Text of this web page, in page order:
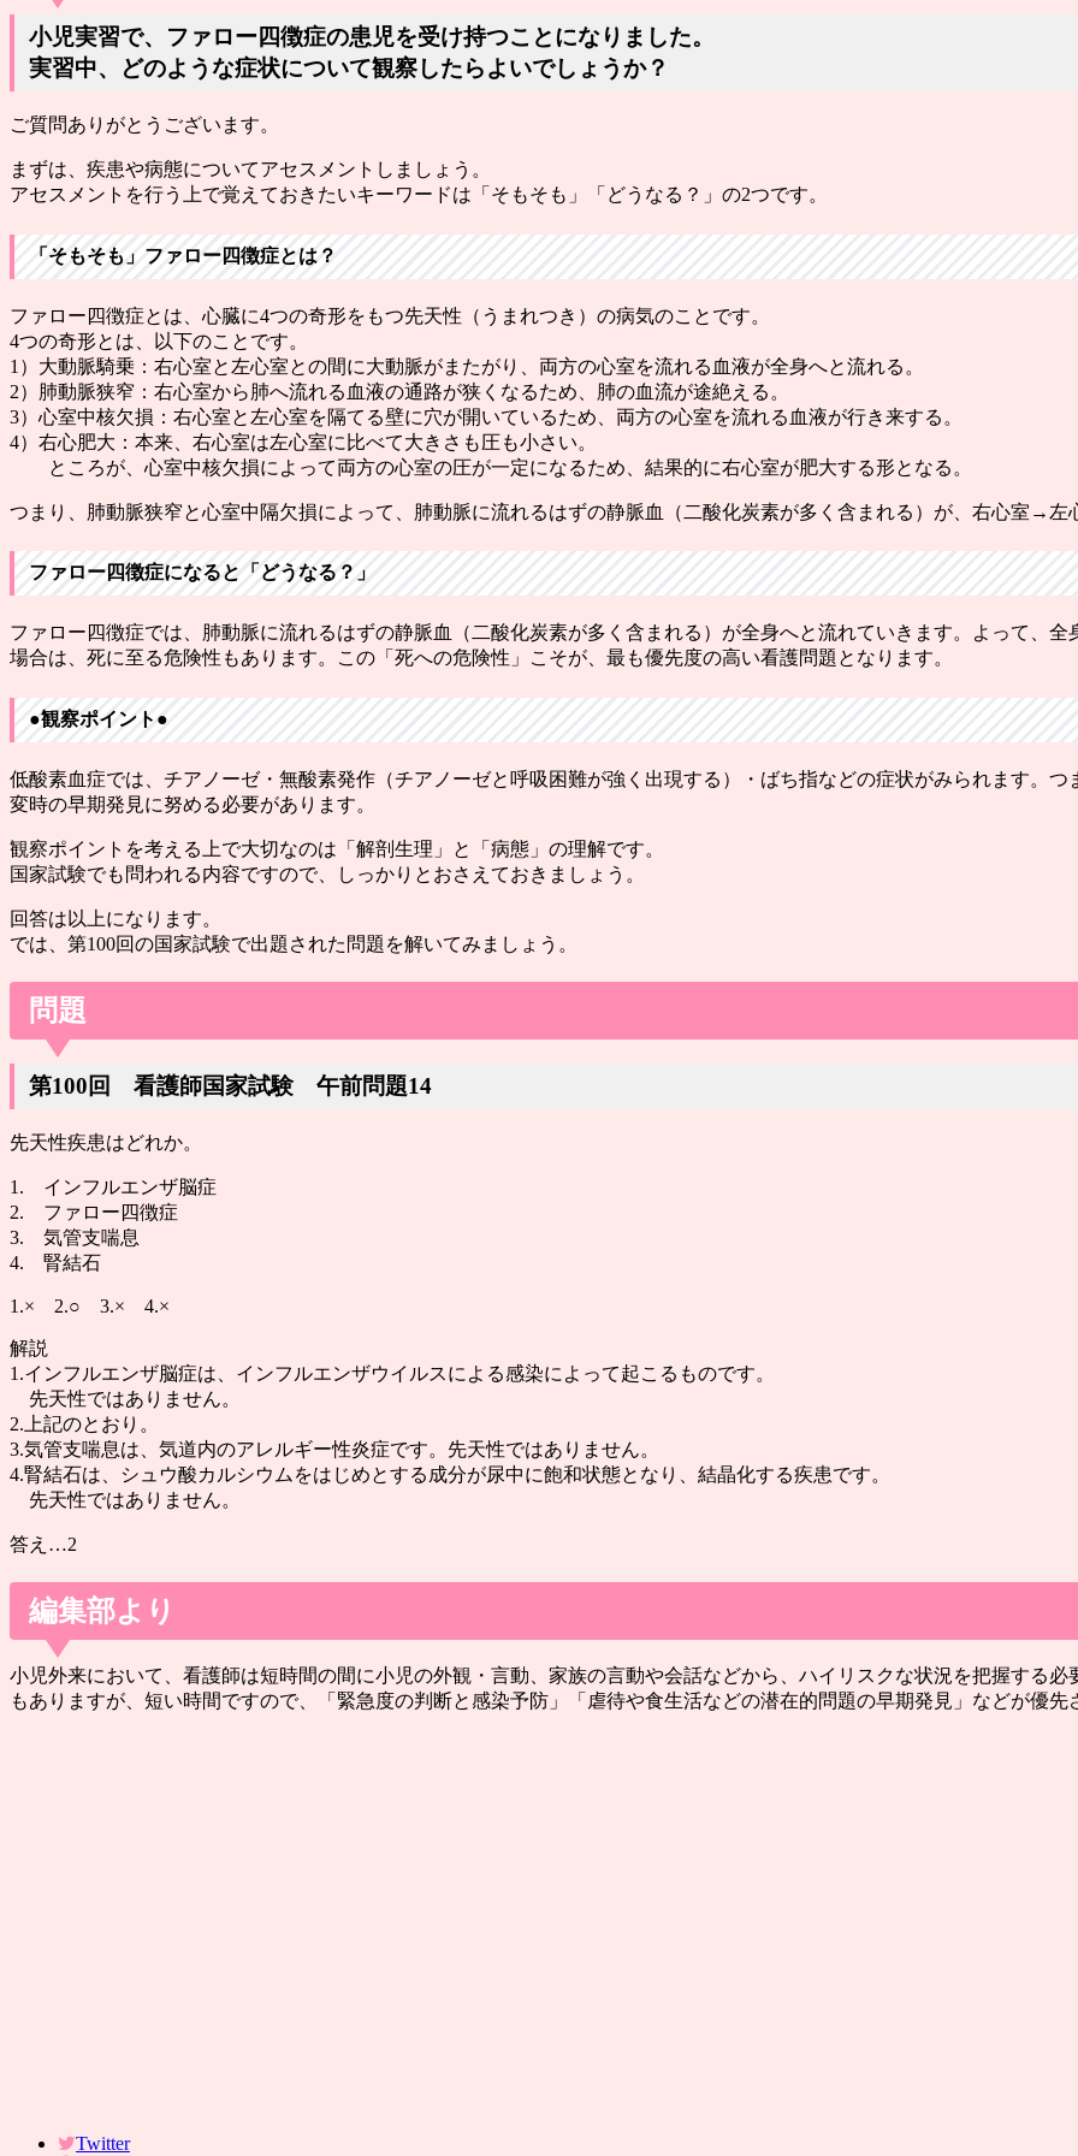
小児実習で、ファロー四徴症の患児を受け持つことになりました。
実習中、どのような症状について観察したらよいでしょうか？
ご質問ありがとうございます。
まずは、疾患や病態についてアセスメントしましょう。
アセスメントを行う上で覚えておきたいキーワードは「そもそも」「どうなる？」の2つです。
「そもそも」ファロー四徴症とは？
ファロー四徴症とは、心臓に4つの奇形をもつ先天性（うまれつき）の病気のことです。
4つの奇形とは、以下のことです。
1）大動脈騎乗：右心室と左心室との間に大動脈がまたがり、両方の心室を流れる血液が全身へと流れる。
2）肺動脈狭窄：右心室から肺へ流れる血液の通路が狭くなるため、肺の血流が途絶える。
3）心室中核欠損：右心室と左心室を隔てる壁に穴が開いているため、両方の心室を流れる血液が行き来する。
4）右心肥大：本来、右心室は左心室に比べて大きさも圧も小さい。
ところが、心室中核欠損によって両方の心室の圧が一定になるため、結果的に右心室が肥大する形となる。
つまり、肺動脈狭窄と心室中隔欠損によって、肺動脈に流れるはずの静脈血（二酸化炭素が多く含まれる）が、右心室→左
ファロー四徴症になると「どうなる？」
ファロー四徴症では、肺動脈に流れるはずの静脈血（二酸化炭素が多く含まれる）が全身へと流れていきます。よって、
場合は、死に至る危険性もあります。この「死への危険性」こそが、最も優先度の高い看護問題となります。
●観察ポイント●
低酸素血症では、チアノーゼ・無酸素発作（チアノーゼと呼吸困難が強く出現する）・ばち指などの症状がみられます。
変時の早期発見に努める必要があります。
観察ポイントを考える上で大切なのは「解剖生理」と「病態」の理解です。
国家試験でも問われる内容ですので、しっかりとおさえておきましょう。
回答は以上になります。
では、第100回の国家試験で出題された問題を解いてみましょう。
問題
第100回 看護師国家試験 午前問題14
先天性疾患はどれか。
1. インフルエンザ脳症
2. ファロー四徴症
3. 気管支喘息
4. 腎結石
1.× 2.○ 3.× 4.×
解説
1.インフルエンザ脳症は、インフルエンザウイルスによる感染によって起こるものです。
先天性ではありません。
2.上記のとおり。
3.気管支喘息は、気道内のアレルギー性炎症です。先天性ではありません。
4.腎結石は、シュウ酸カルシウムをはじめとする成分が尿中に飽和状態となり、結晶化する疾患です。
先天性ではありません。
答え…2
編集部より
小児外来において、看護師は短時間の間に小児の外観・言動、家族の言動や会話などから、ハイリスクな状況を把握する
もありますが、短い時間ですので、「緊急度の判断と感染予防」「虐待や食生活などの潜在的問題の早期発見」などが優先
Twitter